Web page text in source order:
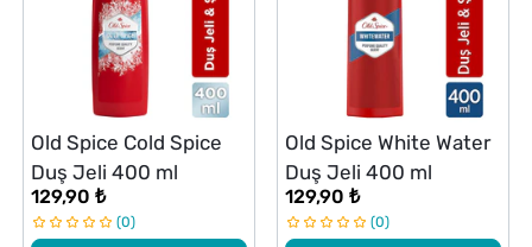
Old Spice Cold Spice
Duş Jeli 400 ml
129,90 ₺
0
Old Spice White Water
Duş Jeli 400 ml
129,90 ₺
0